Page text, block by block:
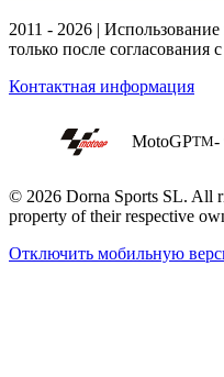
2011 - 2026 |
только после согласования
Контактная информация
MotoGPTM-
© 2026 Dorna Sports SL. All
property of their respective
Отключить мобильную